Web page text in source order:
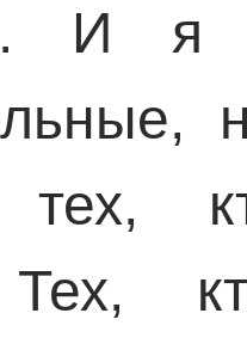
И
тех,